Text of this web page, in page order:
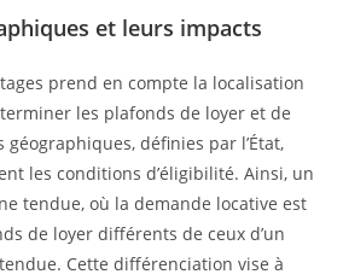
et leurs impacts
prend en compte la localisation
les plafonds de loyer et de
géographiques, définies par l’État,
les conditions d’éligibilité. Ainsi, un
tendue, où la demande locative est
de loyer différents de ceux d’un
Cette différenciation vise à